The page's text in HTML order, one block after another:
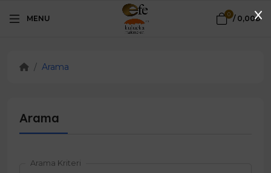
MENU 0 / 0,00₺
Arama
Arama
Arama Kriteri